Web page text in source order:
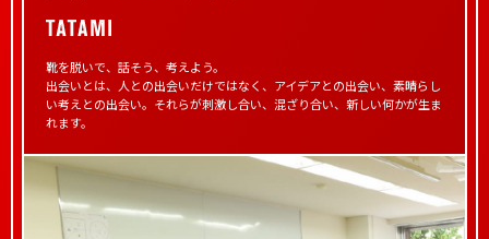
靴を脱いで、話そう、考えよう。
出会いとは、人との出会いだけではなく、アイデアとの出会い、素晴らし
い考えとの出会い。それらが刺激し合い、 混ざり合い、新しい何かが生ま
れます。